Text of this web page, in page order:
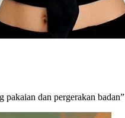
pakaian dan pergerakan badan”